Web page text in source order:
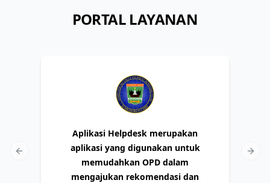
PORTAL LAYANAN
Aplikasi Helpdesk merupakan
aplikasi yang digunakan untuk
memudahkan OPD dalam
mengajukan rekomendasi dan
Previous slide